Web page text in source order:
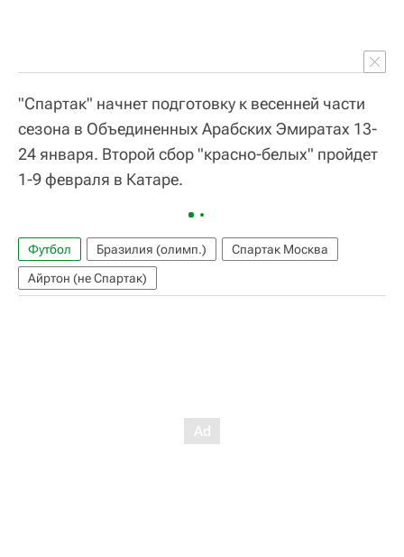
"Спартак" начнет подготовку к весенней части
сезона в Объединенных Арабских Эмиратах 13-
24 января. Второй сбор "красно-белых" пройдет
1-9 февраля в Катаре.
Футбол Бразилия (олимп.)
Спартак Москва
Айртон (не Спартак)